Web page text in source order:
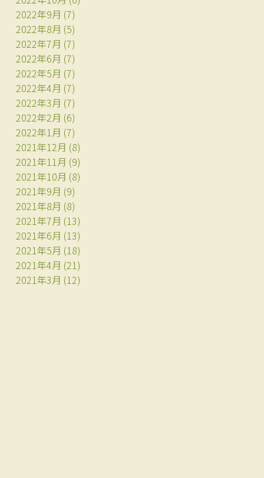
2022年9月 (7)
2022年8月 (5)
2022年7月 (7)
2022年6月 (7)
2022年5月 (7)
2022年4月 (7)
2022年3月 (7)
2022年2月 (6)
2022年1月 (7)
2021年12月 (8)
2021年11月 (9)
2021年10月 (8)
2021年9月 (9)
2021年8月 (8)
2021年7月 (13)
2021年6月 (13)
2021年5月 (18)
2021年4月 (21)
2021年3月 (12)